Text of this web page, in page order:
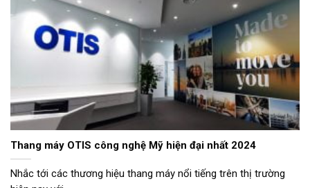
Thang máy OTIS công nghệ Mỹ hiện đại nhất 2024
Nhắc tới các thương hiệu thang máy nổi tiếng trên thị trường